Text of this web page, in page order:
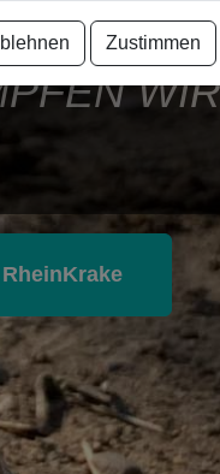
Zustimmen